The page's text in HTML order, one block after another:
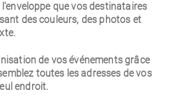
que vos destinataires
des couleurs, des photos et
de vos événements grâce
toutes les adresses de vos
endroit.